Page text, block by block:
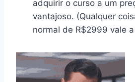
adquirir o curso a um
vantajoso. (Qualquer
normal de R$2999 vale